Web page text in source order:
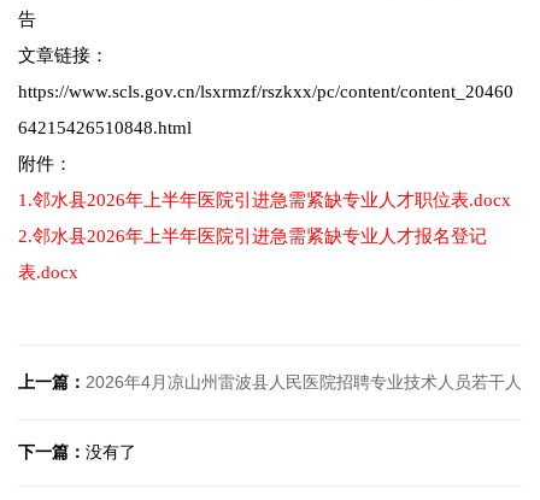
告
文章链接：
https://www.scls.gov.cn/lsxrmzf/rszkxx/pc/content/content_20460
64215426510848.html
附件：
1.邻水县2026年上半年医院引进急需紧缺专业人才职位表.docx
2.邻水县2026年上半年医院引进急需紧缺专业人才报名登记
表.docx
上一篇： 2026年4月凉山州雷波县人民医院招聘专业技术人员若干人
下一篇： 没有了